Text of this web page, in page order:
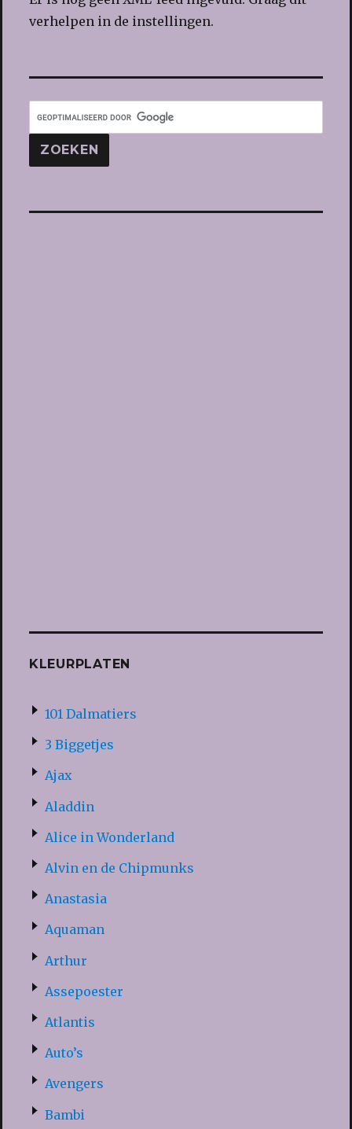
verhelpen in de instellingen.
KLEURPLATEN
101 Dalmatiers
3 Biggetjes
Ajax
Aladdin
Alice in Wonderland
Alvin en de Chipmunks
Anastasia
Aquaman
Arthur
Assepoester
Atlantis
Auto’s
Avengers
Bambi